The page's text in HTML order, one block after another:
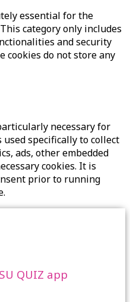
essential for the
category only includes
and security
cookies do not store any
necessary for
specifically to collect
ads, other embedded
cookies. It is
prior to running
QUIZ app